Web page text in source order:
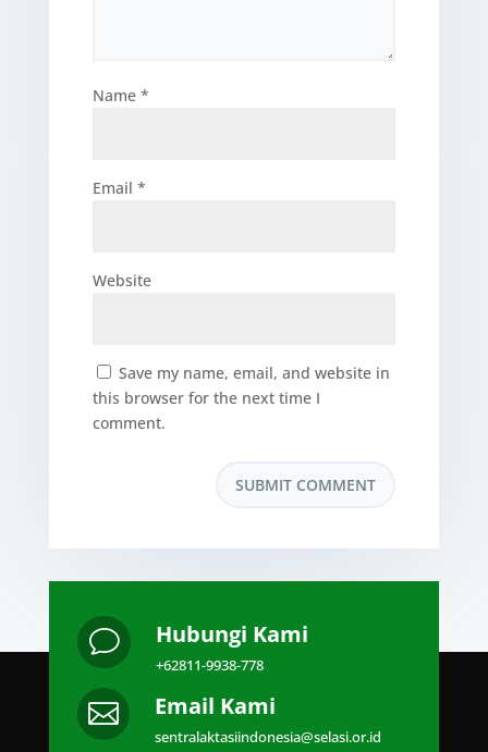
Name *
Email *
Website
Save my name, email, and website in
this browser for the next time I
comment.
v Hubungi Kami
+62811-9938-778
 Email Kami
sentralaktasiindonesia@selasi.or.id